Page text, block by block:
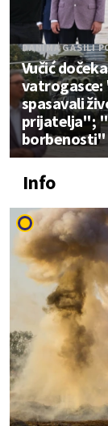
DANIMA GASILI
Vučić
vatrogasce:
spasavali
prijatelja";
borbenosti"
Info